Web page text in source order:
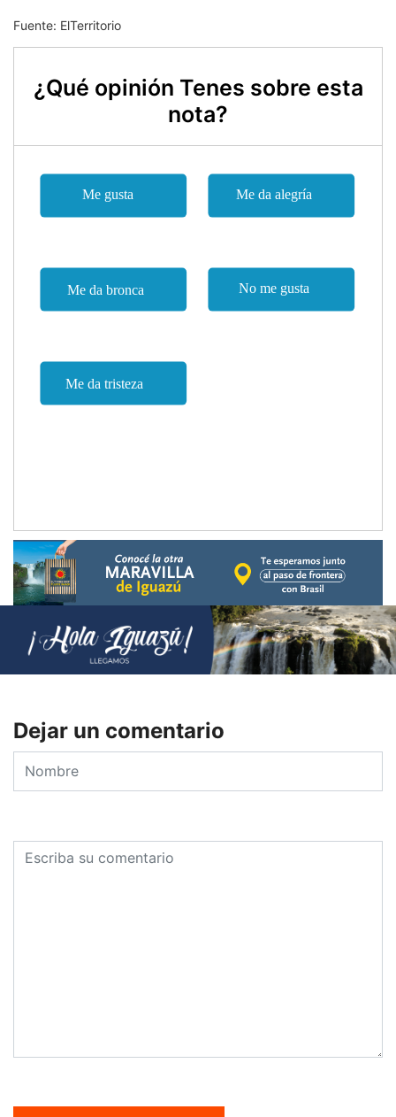
Fuente: ElTerritorio
¿Qué opinión Tenes sobre esta
nota?
Dejar un comentario